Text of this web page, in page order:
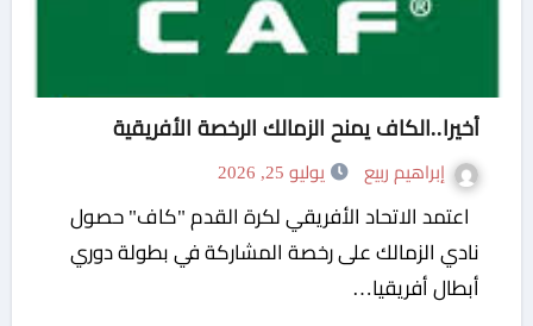
أخيرا..الكاف يمنح الزمالك الرخصة الأفريقية
إبراهيم ربيع يوليو 25, 2026
اعتمد الاتحاد الأفريقي لكرة القدم "كاف" حصول
نادي الزمالك على رخصة المشاركة في بطولة دوري
أبطال أفريقيا…